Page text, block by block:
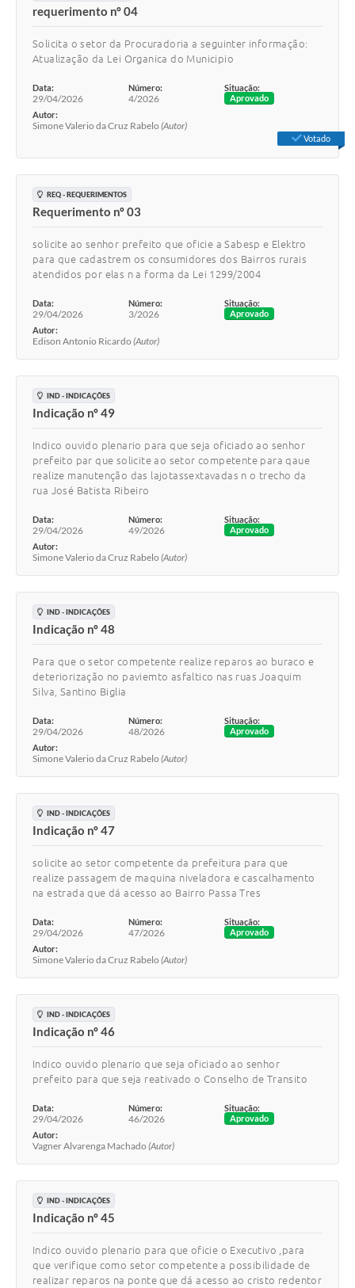
requerimento nº 04
Solicita o setor da Procuradoria a seguinter informação:
Atualização da Lei Organica do Municipio
Data:
29/04/2026
Número:
4/2026
Situação:
Aprovado
Autor:
Simone Valerio da Cruz Rabelo (Autor)
Votado
REQ - REQUERIMENTOS
Requerimento nº 03
solicite ao senhor prefeito que oficie a Sabesp e Elektro
para que cadastrem os consumidores dos Bairros rurais
atendidos por elas n a forma da Lei 1299/2004
Data:
29/04/2026
Número:
3/2026
Situação:
Aprovado
Autor:
Edison Antonio Ricardo (Autor)
IND - INDICAÇÕES
Indicação nº 49
Indico ouvido plenario para que seja oficiado ao senhor
prefeito par que solicite ao setor competente para qaue
realize manutenção das lajotassextavadas n o trecho da
rua José Batista Ribeiro
Data:
29/04/2026
Número:
49/2026
Situação:
Aprovado
Autor:
Simone Valerio da Cruz Rabelo (Autor)
IND - INDICAÇÕES
Indicação nº 48
Para que o setor competente realize reparos ao buraco e
deteriorização no paviemto asfaltico nas ruas Joaquim
Silva, Santino Biglia
Data:
29/04/2026
Número:
48/2026
Situação:
Aprovado
Autor:
Simone Valerio da Cruz Rabelo (Autor)
IND - INDICAÇÕES
Indicação nº 47
solicite ao setor competente da prefeitura para que
realize passagem de maquina niveladora e cascalhamento
na estrada que dá acesso ao Bairro Passa Tres
Data:
29/04/2026
Número:
47/2026
Situação:
Aprovado
Autor:
Simone Valerio da Cruz Rabelo (Autor)
IND - INDICAÇÕES
Indicação nº 46
Indico ouvido plenario que seja oficiado ao senhor
prefeito para que seja reativado o Conselho de Transito
Data:
29/04/2026
Número:
46/2026
Situação:
Aprovado
Autor:
Vagner Alvarenga Machado (Autor)
IND - INDICAÇÕES
Indicação nº 45
Indico ouvido plenario para que oficie o Executivo ,para
que verifique como setor competente a possibilidade de
realizar reparos na ponte que dá acesso ao cristo redentor